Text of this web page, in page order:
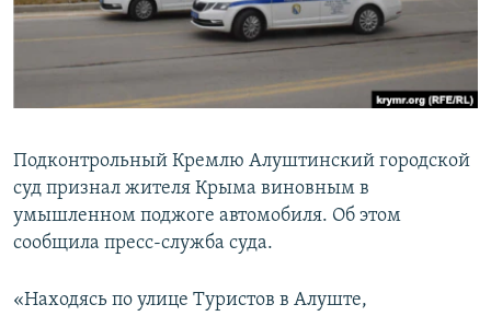
ПОБЕДИТЕЛЕЙ НЕ СУДЯТ?
КРЫМ.НЕПОКОРЕННЫЙ
ПРИСОЕДИНЯЙТЕСЬ!
Все сайты RFE/RL
Подконтрольный Кремлю Алуштинский городской
суд признал жителя Крыма виновным в
умышленном поджоге автомобиля. Об этом
сообщила пресс-служба суда.
«Находясь по улице Туристов в Алуште,